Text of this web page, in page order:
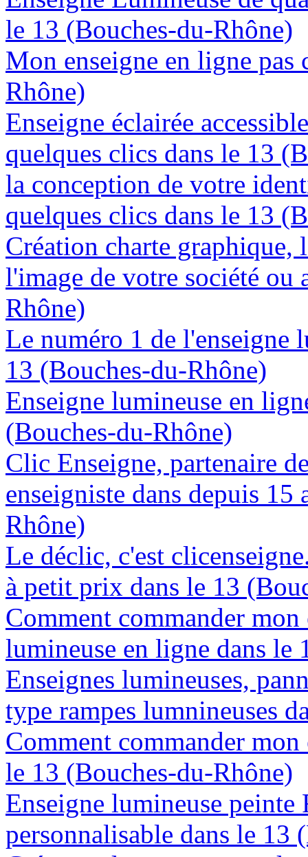
le 13 (Bouches-du-Rhône)
Mon enseigne en ligne pas
Rhône)
Enseigne éclairée
quelques clics dans le 13
la conception de votre
quelques clics dans le 13
Création charte graphique,
l'image de votre société ou
Rhône)
Le numéro 1 de l'enseigne
13 (Bouches-du-Rhône)
Enseigne lumineuse en
(Bouches-du-Rhône)
Clic Enseigne, partenaire
enseigniste dans depuis 15
Rhône)
Le déclic, c'est
à petit prix dans le 13
Comment commander
lumineuse en ligne dans le
Enseignes lumineuses,
type rampes lumnineuses
Comment commander
le 13 (Bouches-du-Rhône)
Enseigne lumineuse
personnalisable dans le 13